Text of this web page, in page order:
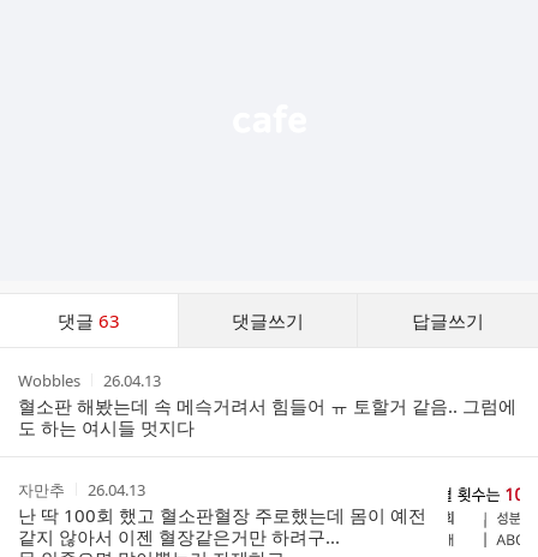
댓글63 댓글쓰기 답글쓰기
트
작
성
자
Wobbles
작
성
시
간
26.04.13
혈소판 해봤는데 속 메슥거려서 힘들어 ㅠ 토할거 같음.. 그럼에
도 하는 여시들 멋지다
작
성
자
자만추
작
성
시
간
26.04.13
난 딱 100회 했고 혈소판혈장 주로했는데 몸이 예전
같지 않아서 이젠 혈장같은거만 하려구...